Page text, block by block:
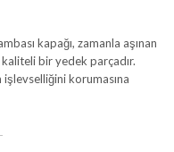
kapağı, zamanla aşınan
kaliteli bir yedek parçadır.
işlevselliğini korumasına